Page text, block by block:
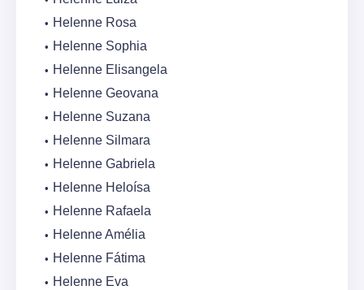
Helenne Rosa
Helenne Sophia
Helenne Elisangela
Helenne Geovana
Helenne Suzana
Helenne Silmara
Helenne Gabriela
Helenne Heloísa
Helenne Rafaela
Helenne Amélia
Helenne Fátima
Helenne Eva